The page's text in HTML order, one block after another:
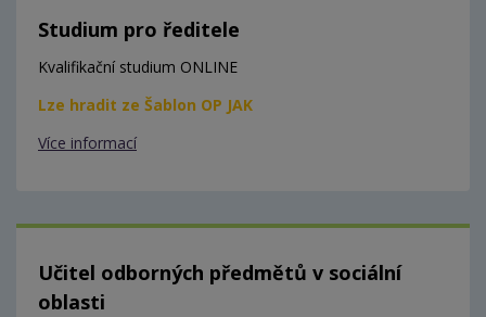
Studium pro ředitele
Kvalifikační studium ONLINE
Lze hradit ze Šablon OP JAK
Více informací
Učitel odborných předmětů v sociální
oblasti